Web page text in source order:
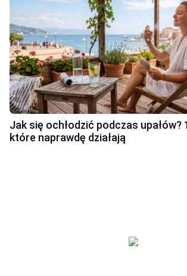
Jak się ochłodzić podczas upałów?
które naprawdę działają